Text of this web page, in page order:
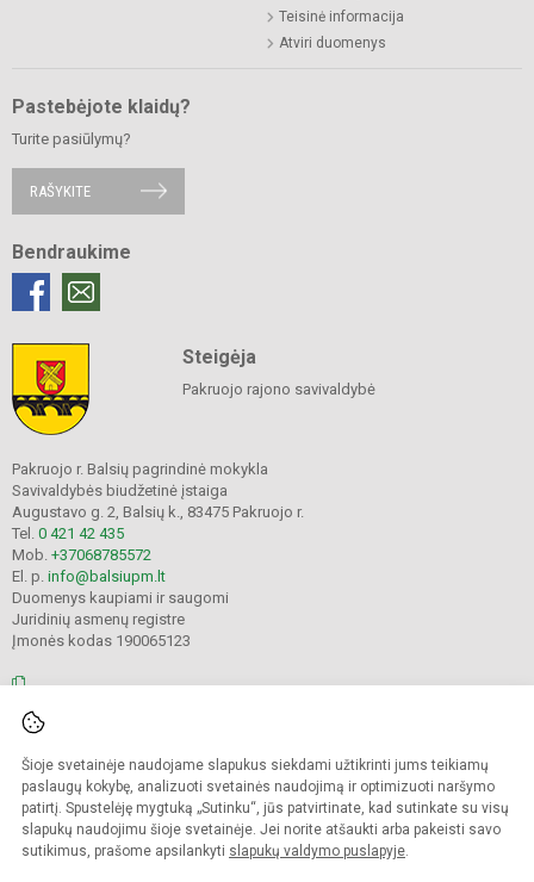
Šioje svetainėje naudojame slapukus siekdami užtikrinti jums teikiamų
paslaugų kokybę, analizuoti svetainės naudojimą ir optimizuoti naršymo
patirtį. Spustelėję mygtuką „Sutinku“, jūs patvirtinate, kad sutinkate su visų
slapukų naudojimu šioje svetainėje. Jei norite atšaukti arba pakeisti savo
sutikimus, prašome apsilankyti slapukų valdymo puslapyje.
Teisinė informacija
Atviri duomenys
Pastebėjote klaidų?
Turite pasiūlymų?
RAŠYKITE
Bendraukime
Steigėja
Pakruojo rajono savivaldybė
Pakruojo r. Balsių pagrindinė mokykla
Savivaldybės biudžetinė įstaiga
Augustavo g. 2, Balsių k., 83475 Pakruojo r.
Tel. 0 421 42 435
Mob. +37068785572
El. p. info@balsiupm.lt
Duomenys kaupiami ir saugomi
Juridinių asmenų registre
Įmonės kodas 190065123
Kopijuoti turinį be raštiško mokyklos administracijos sutikimo griežtai
draudžiama.
Prieinamumo paraiška Slapukų valdymas
Sumanus būdas atnaujinti